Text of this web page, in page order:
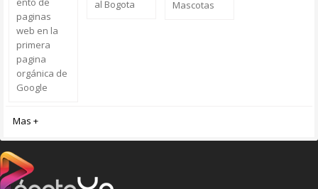
paginas
web en la
primera
pagina
orgánica de
Google
al Bogota
Mascotas
Mas +